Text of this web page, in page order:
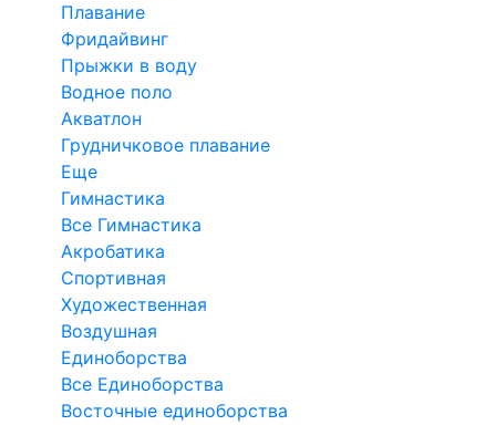
Плавание
Фридайвинг
Прыжки в воду
Водное поло
Акватлон
Грудничковое плавание
Еще
Гимнастика
Все Гимнастика
Акробатика
Спортивная
Художественная
Воздушная
Единоборства
Все Единоборства
Восточные единоборства